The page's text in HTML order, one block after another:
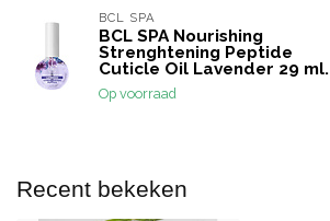
BCL SPA
BCL SPA Nourishing
Strenghtening Peptide
Cuticle Oil Lavender 29 ml.
Op voorraad
Recent bekeken